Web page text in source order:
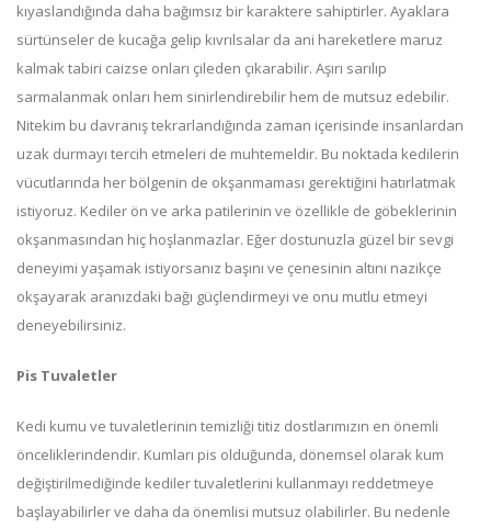
kıyaslandığında daha bağımsız bir karaktere sahiptirler. Ayaklara
sürtünseler de kucağa gelip kıvrılsalar da ani hareketlere maruz
kalmak tabiri caizse onları çileden çıkarabilir. Aşırı sarılıp
sarmalanmak onları hem sinirlendirebilir hem de mutsuz edebilir.
Nitekim bu davranış tekrarlandığında zaman içerisinde insanlardan
uzak durmayı tercih etmeleri de muhtemeldir. Bu noktada kedilerin
vücutlarında her bölgenin de okşanmaması gerektiğini hatırlatmak
istiyoruz. Kediler ön ve arka patilerinin ve özellikle de göbeklerinin
okşanmasından hiç hoşlanmazlar. Eğer dostunuzla güzel bir sevgi
deneyimi yaşamak istiyorsanız başını ve çenesinin altını nazikçe
okşayarak aranızdaki bağı güçlendirmeyi ve onu mutlu etmeyi
deneyebilirsiniz.
Pis Tuvaletler
Kedi kumu ve tuvaletlerinin temizliği titiz dostlarımızın en önemli
önceliklerindendir. Kumları pis olduğunda, dönemsel olarak kum
değiştirilmediğinde kediler tuvaletlerini kullanmayı reddetmeye
başlayabilirler ve daha da önemlisi mutsuz olabilirler. Bu nedenle